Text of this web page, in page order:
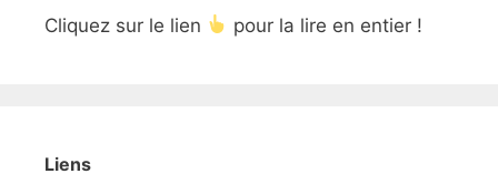
Cliquez sur le lien pour la lire en entier !
Liens